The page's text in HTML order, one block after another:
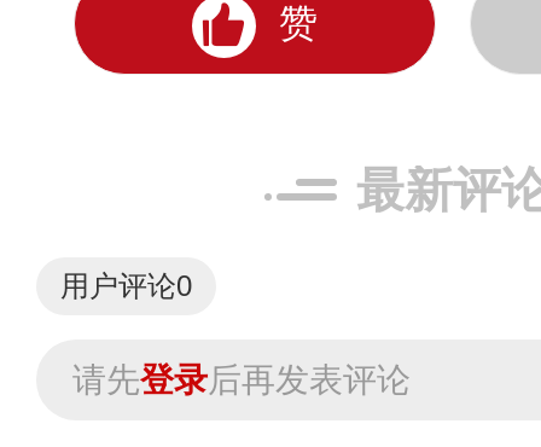
赞
最新评
用户评论0
请先登录后再发表评论